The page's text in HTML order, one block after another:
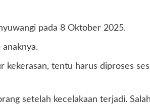
pada 8 Oktober 2025.
kekerasan, tentu harus diproses
setelah kecelakaan terjadi.